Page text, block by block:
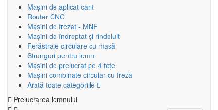
Mașini de aplicat cant
Router CNC
Mașini de frezat - MNF
Mașini de îndreptat și rindeluit
Ferăstraie circulare cu masă
Strunguri pentru lemn
Mașini de prelucrat pe 4 fețe
Mașini combinate circular cu freză
Arată toate categoriile
Prelucrarea lemnului